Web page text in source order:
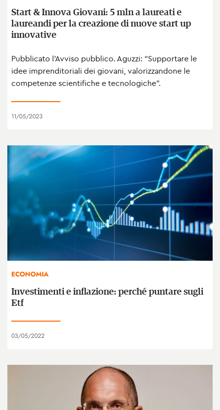
Start & Innova Giovani: 5 mln a laureati e
laureandi per la creazione di nuove start up
innovative
Pubblicato l’Avviso pubblico. Aguzzi: “Supportare le
idee imprenditoriali dei giovani, valorizzandone le
competenze scientifiche e tecnologiche”.
11/05/2023
ECONOMIA
Investimenti e inflazione: perché puntare sugli
Etf
03/05/2022